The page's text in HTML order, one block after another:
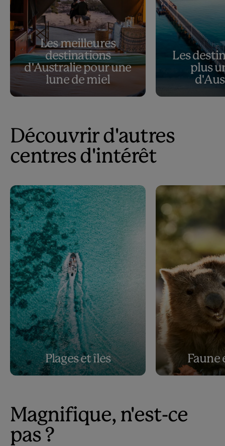
Les meilleures
destinations
d'Australie pour une
lune de miel
Les
plus
Découvrir d'autres
centres d'intérêt
Plages et îles Faune
Magnifique, n'est-ce
pas ?